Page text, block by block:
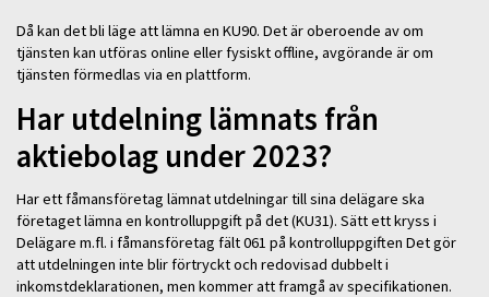
Då kan det bli läge att lämna en KU90. Det är oberoende av om
tjänsten kan utföras online eller fysiskt offline, avgörande är om
tjänsten förmedlas via en plattform.
Har utdelning lämnats från
aktiebolag under 2023?
Har ett fåmansföretag lämnat utdelningar till sina delägare ska
företaget lämna en kontrolluppgift på det (KU31). Sätt ett kryss i
Delägare m.fl. i fåmansföretag fält 061 på kontrolluppgiften Det gör
att utdelningen inte blir förtryckt och redovisad dubbelt i
inkomstdeklarationen, men kommer att framgå av specifikationen.